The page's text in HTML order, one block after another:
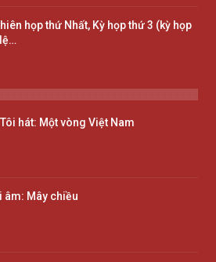
họp thứ Nhất, Kỳ họp thứ 3 (kỳ họp
hát: Một vòng Việt Nam
âm: Mây chiều